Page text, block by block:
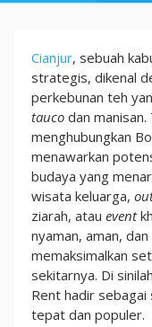
Sewa
Bus
Cianjur
Pariwisata
Murah
–
Daftar
Harga
dan
Promo
Terbaru
Cianjur, sebuah
strategis, dikenal
perkebunan teh
tauco dan
menghubungkan
menawarkan
budaya yang
wisata keluarga,
ziarah, atau event
nyaman, aman,
memaksimalkan
sekitarnya. Di
Rent hadir
tepat dan populer.